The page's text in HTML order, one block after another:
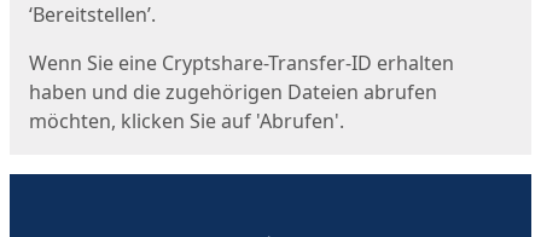
‘Bereitstellen’.
Wenn Sie eine Cryptshare-Transfer-ID erhalten
haben und die zugehörigen Dateien abrufen
möchten, klicken Sie auf 'Abrufen'.